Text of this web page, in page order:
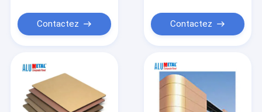
Des produits
Vidéos
Contactez Contactez